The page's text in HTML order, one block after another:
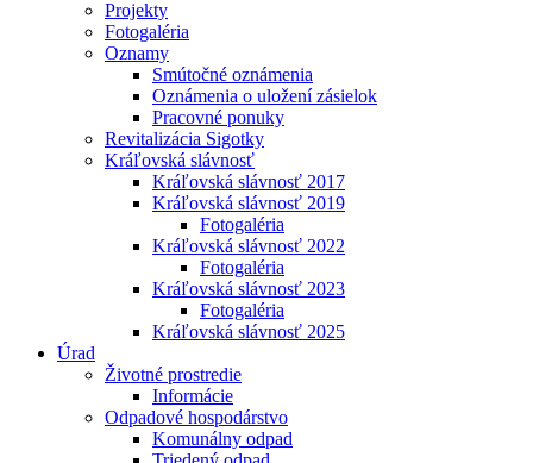
Projekty
Fotogaléria
Oznamy
Smútočné oznámenia
Oznámenia o uložení zásielok
Pracovné ponuky
Revitalizácia Sigotky
Kráľovská slávnosť
Kráľovská slávnosť 2017
Kráľovská slávnosť 2019
Fotogaléria
Kráľovská slávnosť 2022
Fotogaléria
Kráľovská slávnosť 2023
Fotogaléria
Kráľovská slávnosť 2025
Úrad
Životné prostredie
Informácie
Odpadové hospodárstvo
Komunálny odpad